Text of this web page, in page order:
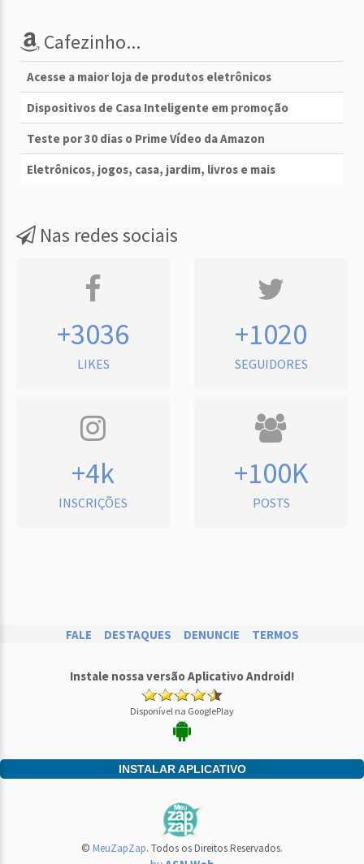
Cafezinho...
Acesse a maior loja de produtos eletrônicos
Dispositivos de Casa Inteligente em promoção
Teste por 30 dias o Prime Vídeo da Amazon
Eletrônicos, jogos, casa, jardim, livros e mais
Nas redes sociais
+3036
LIKES
+1020
SEGUIDORES
+4k
INSCRIÇÕES
+100K
POSTS
FALE DESTAQUES DENUNCIE TERMOS
Instale nossa versão Aplicativo Android!
Disponível na GooglePlay
INSTALAR APLICATIVO
© MeuZapZap. Todos os Direitos Reservados.